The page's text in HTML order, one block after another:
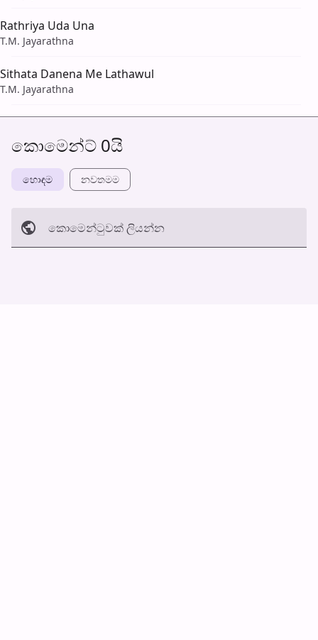
Rathriya Uda Una
T.M. Jayarathna
Sithata Danena Me Lathawul
T.M. Jayarathna
කොමෙන්ට් 0යි
හොඳම නවත​මම
කොමෙන්ටුව​ක් ලියන්න